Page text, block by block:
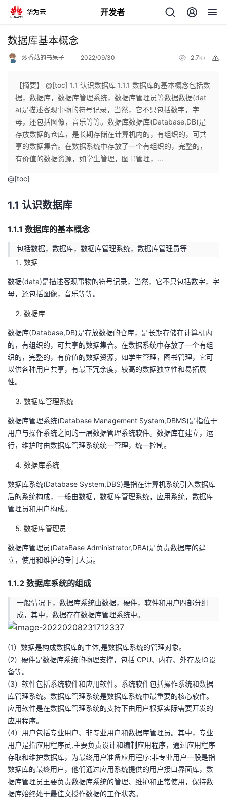
开发者
返
个
人
我
者
的
博
客
我
的
论
坛
我
的
圈
我
的
播
我
活
动
的
关
注
我
的
开
发
学
堂
的
程
我
认
证
的
实
验
我
的
收
藏
我
的
Programs
我
的
我
的
技
支
持
我
的
声
建
议
数据库基本概念
炒香菇的书呆子 2022/09/30 2.7k+
【摘要】 @[toc] 1.1 认识数据库 1.1.1 数据库的基本概念包括数
据，数据库，数据库管理系统，数据库管理员等数据数据(dat
a)是描述客观事物的符号记录，当然，它不只包括数字，字
母，还包括图像，音乐等等。数据库数据库(Database,DB)是
存放数据的仓库，是长期存储在计算机内的，有组织的，可共
享的数据集合。在数据系统中存放了一个有组织的，完整的，
有价值的数据资源，如学生管理，图书管理，...
@[toc]
1.1 认识数据库
1.1.1 数据库的基本概念
包括数据，数据库，数据库管理系统，数据库管理员等
数据
数据(data)是描述客观事物的符号记录，当然，它不只包括数字，字
母，还包括图像，音乐等等。
数据库
数据库(Database,DB)是存放数据的仓库，是长期存储在计算机内
的，有组织的，可共享的数据集合。在数据系统中存放了一个有组
织的，完整的，有价值的数据资源，如学生管理，图书管理，它可
以供各种用户共享，有最下冗余度，较高的数据独立性和易拓展
性。
数据库管理系统
数据库管理系统(Database Management System,DBMS)是指位于
用户与操作系统之间的一层数据管理系统软件。数据库在建立，运
行，维护时由数据库管理系统统一管理，统一控制。
数据库系统
数据库系统(Database System,DBS)是指在计算机系统引入数据库
后的系统构成，一般由数据，数据库管理系统，应用系统，数据库
管理员和用户构成。
数据库管理员
数据库管理员(DataBase Administrator,DBA)是负责数据库的建
立，使用和维护的专门人员。
1.1.2 数据库系统的组成
一般情况下，数据库系统由数据，硬件，软件和用户四部分组
成，其中，数据存在数据库管理系统中。
(1）数据是构成数据库的主体,是数据库系统的管理对象。
(2）硬件是数据库系统的物理支撑，包括 CPU、内存、外存及IO设
备等。
(3）软件包括系统软件和应用软件。系统软件包括操作系统和数据
库管理系统。数据库管理系统是数据库系统中最重要的核心软件。
应用软件是在数据库管理系统的支持下由用户根据实际需要开发的
应用程序。
(4）用户包括专业用户、非专业用户和数据库管理员。其中，专业
用户是指应用程序员,主要负责设计和编制应用程序，通过应用程序
存取和维护数据库，为最终用户准备应用程序;非专业用户一股是指
数据库的最终用户，他们通过应用系统提供的用户接口界面库，数
据库管理员王要负责数据库系统的管理、维护和正常使用，保持数
据库始终处于最佳文授作数据的工作状态。